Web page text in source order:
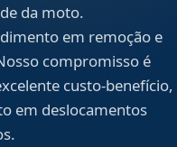
da moto.
em remoção e
compromisso é
custo-benefício,
em deslocamentos